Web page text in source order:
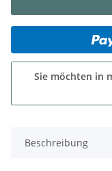
Sie möchten in
Beschreibung